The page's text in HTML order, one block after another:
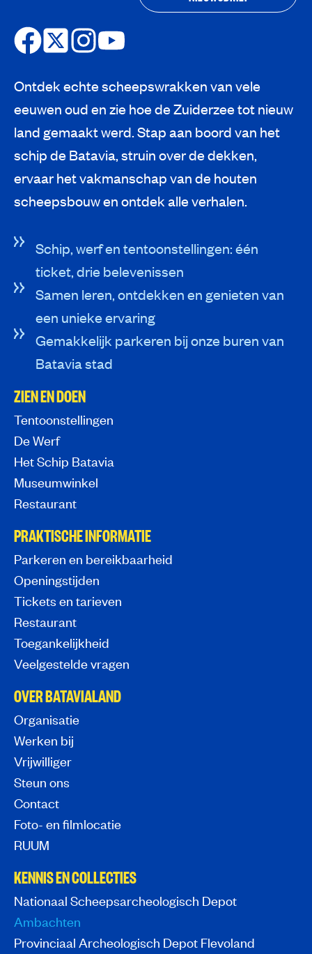
Ontdek echte scheepswrakken van vele
eeuwen oud en zie hoe de Zuiderzee tot nieuw
land gemaakt werd. Stap aan boord van het
schip de Batavia, struin over de dekken,
ervaar het vakmanschap van de houten
scheepsbouw en ontdek alle verhalen.
Schip, werf en tentoonstellingen: één
ticket, drie belevenissen
Samen leren, ontdekken en genieten van
een unieke ervaring
Gemakkelijk parkeren bij onze buren van
Batavia stad
ZIEN EN DOEN
Tentoonstellingen
De Werf
Het Schip Batavia
Museumwinkel
Restaurant
PRAKTISCHE INFORMATIE
Parkeren en bereikbaarheid
Openingstijden
Tickets en tarieven
Restaurant
Toegankelijkheid
Veelgestelde vragen
OVER BATAVIALAND
Organisatie
Werken bij
Vrijwilliger
Steun ons
Contact
Foto- en filmlocatie
RUUM
KENNIS EN COLLECTIES
Nationaal Scheepsarcheologisch Depot
Ambachten
Provinciaal Archeologisch Depot Flevoland